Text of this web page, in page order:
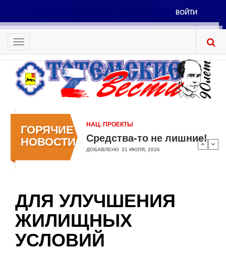
основному
содержанию
Меню
учётной
записи
пользователя
ВОЙТИ
Toggle
navigation
ГОРЯЧИЕ
НОВОСТИ
НАЦ. ПРОЕКТЫ
Средства-то не лишние!
ДОБАВЛЕНО 31 ИЮЛЯ, 2026
ДЛЯ УЛУЧШЕНИЯ
ЖИЛИЩНЫХ
УСЛОВИЙ